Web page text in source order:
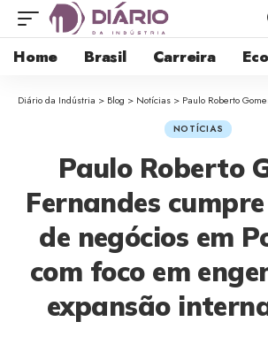
Home Brasil Carreira
Diário da Indústria > Blog > Notícias > Paulo Roberto Gomes Fernandes cumpre agenda de
NOTÍCIAS
Paulo Roberto
Fernandes
de negócios em
com foco em
expansão